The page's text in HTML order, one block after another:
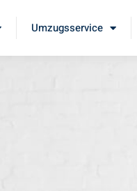
Umzugsservice